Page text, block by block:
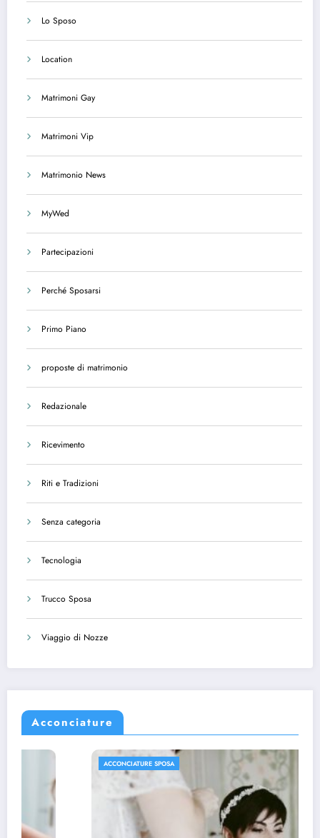
Lo Sposo
Location
Matrimoni Gay
Matrimoni Vip
Matrimonio News
MyWed
Partecipazioni
Perché Sposarsi
Primo Piano
proposte di matrimonio
Redazionale
Ricevimento
Riti e Tradizioni
Senza categoria
Tecnologia
Trucco Sposa
Viaggio di Nozze
Acconciature
ACCONCIATURE SPOSA